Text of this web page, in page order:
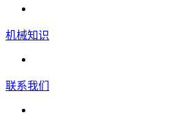
机械知识
联系我们